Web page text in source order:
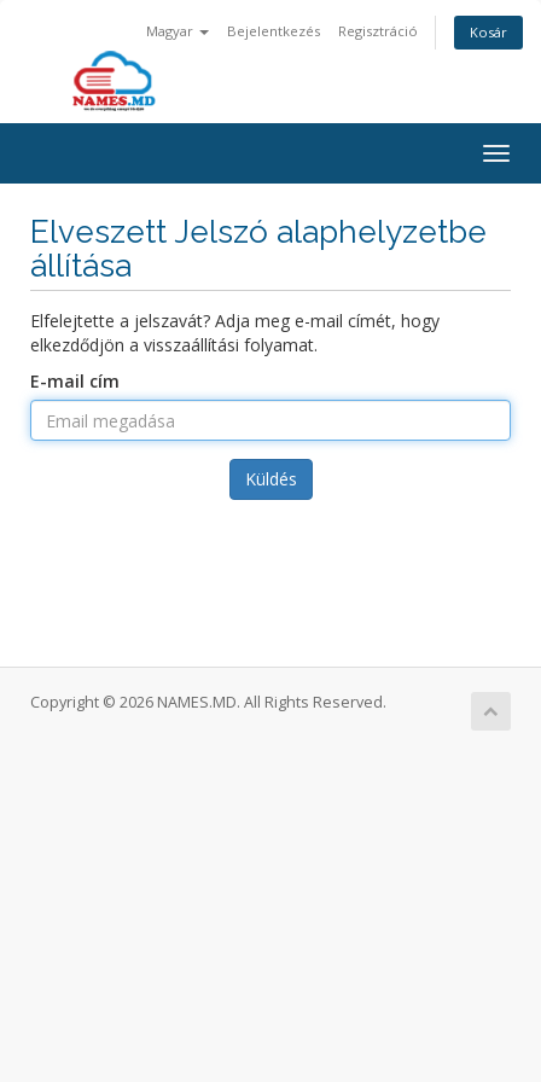
Magyar Bejelentkezés Regisztráció Kosár
Elveszett Jelszó alaphelyzetbe
állítása
Elfelejtette a jelszavát? Adja meg e-mail címét, hogy
elkezdődjön a visszaállítási folyamat.
E-mail cím
Küldés
Copyright © 2026 NAMES.MD. All Rights Reserved.